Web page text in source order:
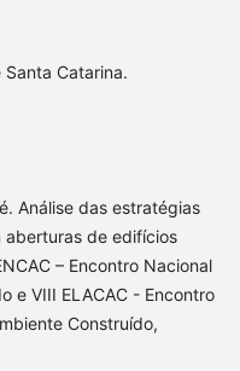
Santa Catarina.
Análise das estratégias
aberturas de edifícios
– Encontro Nacional
e VIII ELACAC - Encontro
Construído,